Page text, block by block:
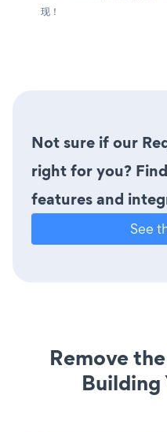
现！
Not sure if our
right for you?
features and
See
Remove
Building